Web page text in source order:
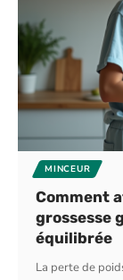
MINCEUR
Comment
grossesse
équilibrée
La perte de